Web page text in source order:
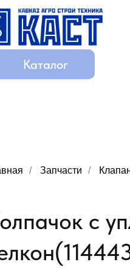
Каталог
Каталог
/ Запчасти /
с